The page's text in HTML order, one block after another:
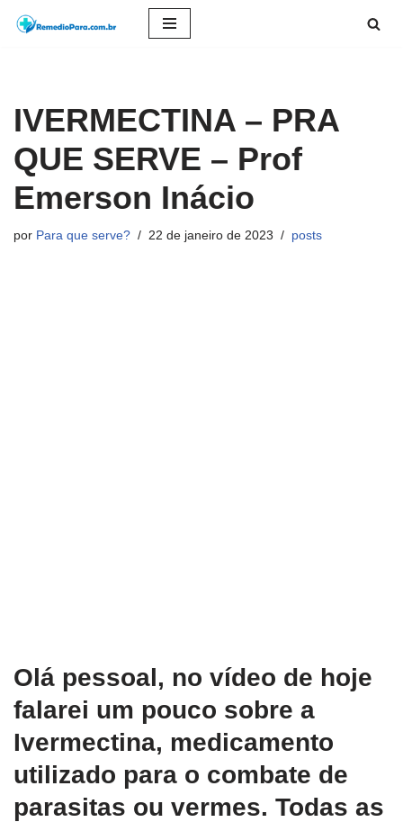
conteúdo
IVERMECTINA – PRA
QUE SERVE – Prof
Emerson Inácio
por Para que serve? 22 de janeiro de 2023 posts
Olá pessoal, no vídeo de hoje
falarei um pouco sobre a
Ivermectina, medicamento
utilizado para o combate de
parasitas ou vermes. Todas as